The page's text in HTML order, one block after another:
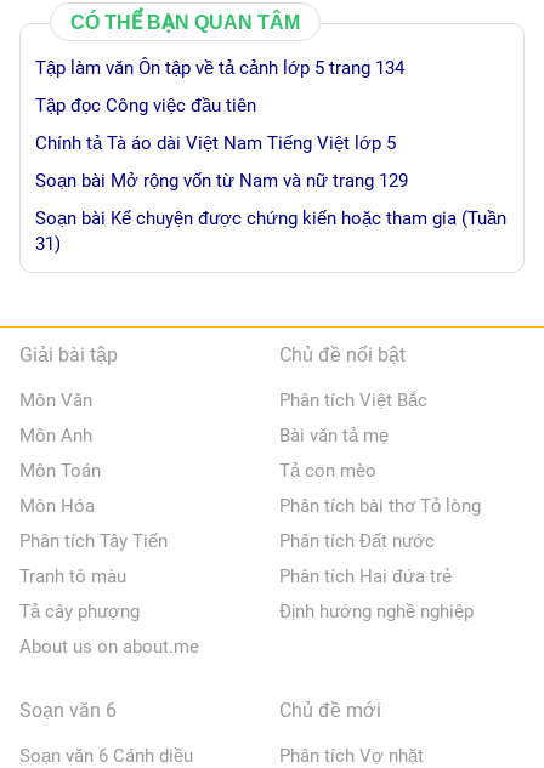
CÓ THỂ BẠN QUAN TÂM
Tập làm văn Ôn tập về tả cảnh lớp 5 trang 134
Tập đọc Công việc đầu tiên
Chính tả Tà áo dài Việt Nam Tiếng Việt lớp 5
Soạn bài Mở rộng vốn từ Nam và nữ trang 129
Soạn bài Kể chuyện được chứng kiến hoặc tham gia (Tuần
31)
Giải bài tập
Môn Văn
Môn Anh
Môn Toán
Môn Hóa
Phân tích Tây Tiến
Tranh tô màu
Tả cây phượng
About us on about.me
Chủ đề nổi bật
Phân tích Việt Bắc
Bài văn tả mẹ
Tả con mèo
Phân tích bài thơ Tỏ lòng
Phân tích Đất nước
Phân tích Hai đứa trẻ
Định hướng nghề nghiệp
Soạn văn 6
Soạn văn 6 Cánh diều
Chủ đề mới
Phân tích Vợ nhặt